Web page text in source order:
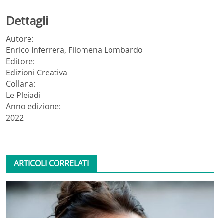
Dettagli
Autore:
Enrico Inferrera, Filomena Lombardo
Editore:
Edizioni Creativa
Collana:
Le Pleiadi
Anno edizione:
2022
ARTICOLI CORRELATI